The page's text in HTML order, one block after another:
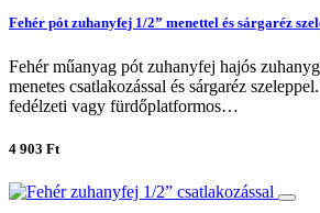
Fehér pót zuhanyfej 1/2” menettel és sárgaréz
Fehér műanyag pót zuhanyfej hajós
menetes csatlakozással és sárgaréz
fedélzeti vagy fürdőplatformos…
4 903 Ft